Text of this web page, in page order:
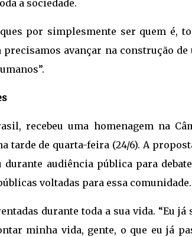
a sociedade.
por simplesmente ser quem é,
avançar na construção de
recebeu uma homenagem na
tarde de quarta-feira (24/6). A
durante audiência pública para
voltadas para essa comunidade.
durante toda a sua vida. “Eu já
minha vida, gente, o que eu já